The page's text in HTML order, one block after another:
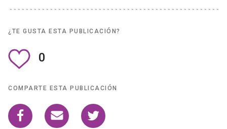
¿TE GUSTA ESTA PUBLICACIÓN?
0
COMPARTE ESTA PUBLICACIÓN